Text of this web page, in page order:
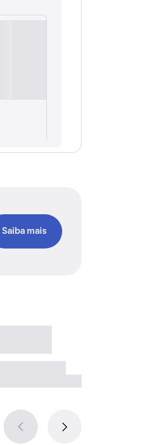
Saiba mais